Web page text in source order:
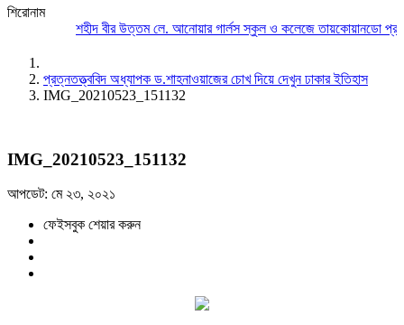
শিরোনাম
শহীদ বীর উত্তম লে. আনোয়ার গার্লস স্কুল ও কলেজে তায়কোয়ানডো
প্রত্নতত্ত্ববিদ অধ্যাপক ড.শাহনাওয়াজের চোখ দিয়ে দেখুন ঢাকার ইতিহাস
IMG_20210523_151132
IMG_20210523_151132
আপডেট: মে ২৩, ২০২১
ফেইসবুক শেয়ার করুন